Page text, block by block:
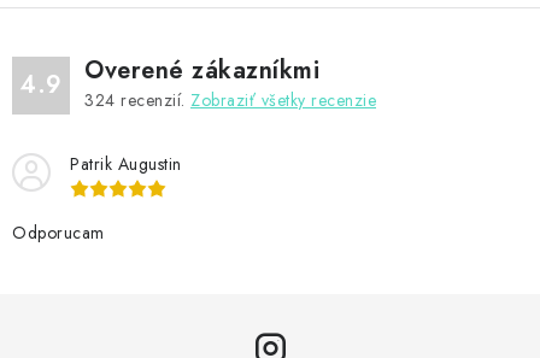
r
v
k
y
v
p
4.9 Overené zákazníkmi
324 recenzií. Zobraziť všetky recenzie
Patrik Augustin
Odporucam